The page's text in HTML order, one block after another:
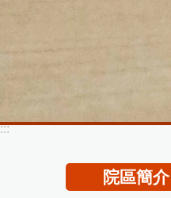
:::
院區簡介